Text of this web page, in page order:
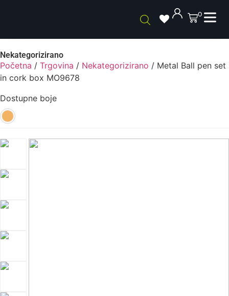
0
Nekategorizirano
Početna / Trgovina / Nekategorizirano / Metal Ball pen set
in cork box MO9678
Dostupne boje